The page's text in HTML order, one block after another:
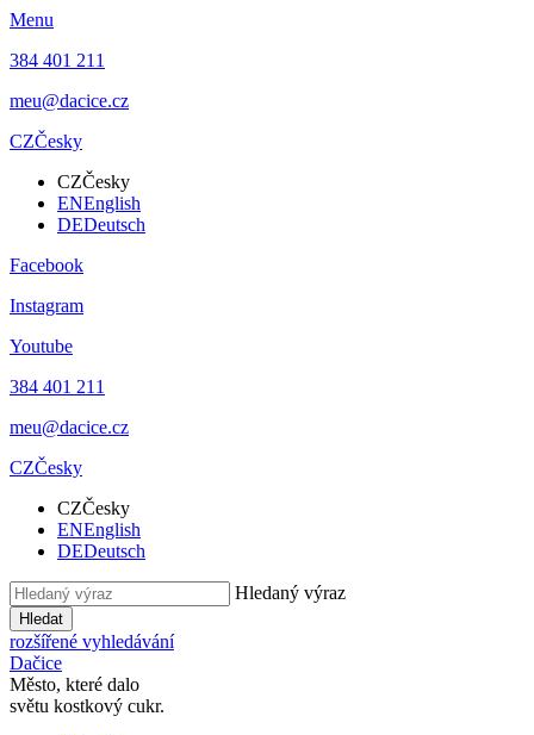
Menu
384 401 211
meu@dacice.cz
CZČesky
CZČesky
ENEnglish
DEDeutsch
Facebook
Instagram
Youtube
384 401 211
meu@dacice.cz
CZČesky
CZČesky
ENEnglish
DEDeutsch
Hledaný výraz
Hledat
rozšířené vyhledávání
Dačice
Město, které dalo
světu kostkový cukr.